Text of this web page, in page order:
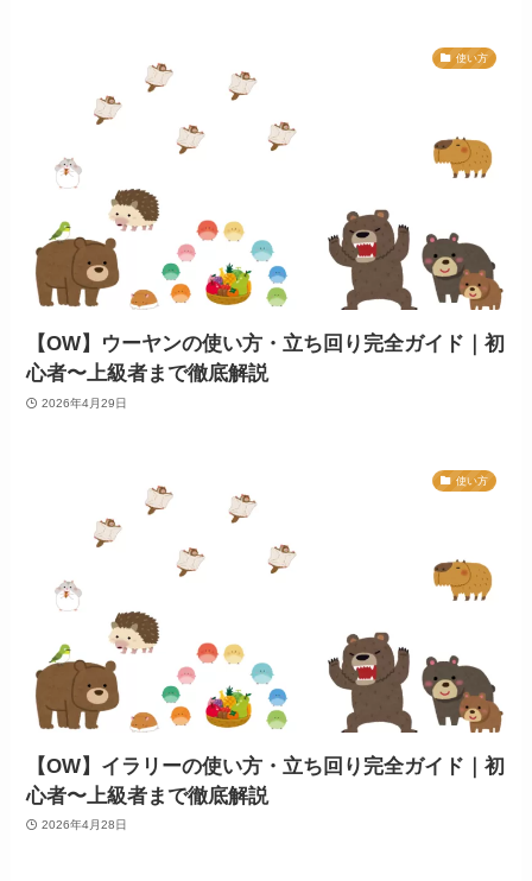
使い方
【OW】ウーヤンの使い方・立ち回り完全ガイド｜初
心者〜上級者まで徹底解説
2026年4月29日
使い方
【OW】イラリーの使い方・立ち回り完全ガイド｜初
心者〜上級者まで徹底解説
2026年4月28日